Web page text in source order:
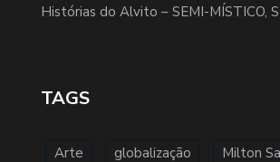
Histórias do Alvito – SEMI-MÍSTICO,
TAGS
Arte globalização Milton